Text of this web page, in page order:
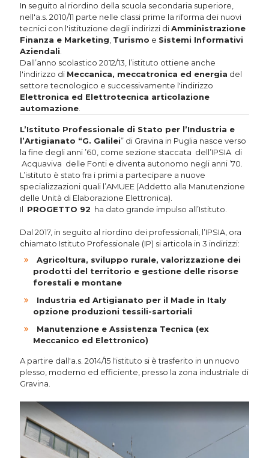
In seguito al riordino della scuola secondaria superiore,
nell'a.s. 2010/11 parte nelle classi prime la riforma dei nuovi
tecnici con l'istituzione degli indirizzi diAmministrazione
Finanza e Marketing Turismo e Sistemi Informativi
Aziendali
Dall’anno scolastico 2012/13, l’istituto ottiene anche
l'indirizzo di Meccanica, meccatronica ed energia del
settore tecnologico e successivamente l'indirizzo
Elettronica ed Elettrotecnica articolazione
automazione
L’Istituto Professionale di Stato per l’Industria e
l’Artigianato “G. Galilei” di Gravina in Puglia nasce verso
la fine degli anni ’60, come sezione staccata dell’IPSIA di
Acquaviva delle Fonti e diventa autonomo negli anni ’70.
L’istituto è stato fra i primi a partecipare a nuove
specializzazioni quali l’AMUEE (Addetto alla Manutenzione
delle Unità di Elaborazione Elettronica).
Il PROGETTO 92 ha dato grande impulso all’Istituto.
Dal 2017, in seguito al riordino dei professionali, l’IPSIA, ora
chiamato Istituto Professionale (IP) si articola in 3 indirizzi:
Agricoltura, sviluppo rurale, valorizzazione dei
prodotti del territorio e gestione delle risorse
forestali e montane
Industria ed Artigianato per il Made in Italy
opzione produzioni tessili-sartoriali
Manutenzione e Assistenza Tecnica (ex
Meccanico ed Elettronico)
A partire dall'a.s. 2014/15 l'istituto si è trasferito in un nuovo
plesso, moderno ed efficiente, presso la zona industriale di
Gravina.